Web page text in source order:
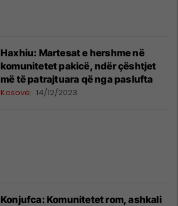
Haxhiu: Martesat e hershme në
komunitetet pakicë, ndër çështjet
më të patrajtuara që nga paslufta
Kosovë 14/12/2023
Konjufca: Komunitetet rom, ashkali